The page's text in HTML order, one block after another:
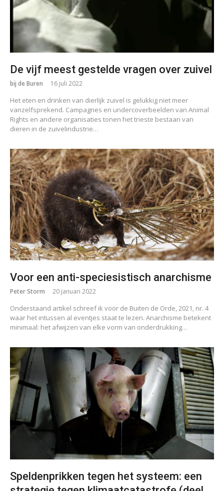
De vijf meest gestelde vragen over zuivel
bij de Buren 16 juli 2022
Het eten en drinken van dierlijk zuivel is gelukkig niet meer
vanzelfsprekend. Campagnes en undercoverbeelden van Animal
Rights en andere organisaties tonen het trieste bestaan van
dieren in de zuivelindustrie…
Voor een anti-speciesistisch anarchisme
Peter Storm 20 januari 2022
Onderstaand artikel schreef ik voor de Buiten de Orde, 2021, nr. 4
waar het intussen al eventjes staat te lezen. Anarchisme betekent
minimaal: het afwijzen van elke vorm van onderdrukking…
Speldenprikken tegen het systeem: een